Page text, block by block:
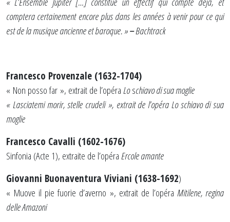
comptera certainement encore plus dans les années à venir pour ce qui
est de la musique ancienne et baroque. »–Bachtrack
Francesco Provenzale (1632-1704)
« Non posso far », extrait de l’opéraLoschiavo di sua moglie
« Lasciatemi morir, stelle crudeli », extrait de l’opéra Lo schiavo di sua
moglie
Francesco Cavalli (1602-1676)
Sinfonia (Acte 1), extraite de l’opéraErcole amante
Giovanni Buonaventura Viviani (1638-1692)
« Muove il pie fuorie d’averno », extrait de l’opéra Mitilene, regina
delle Amazoni